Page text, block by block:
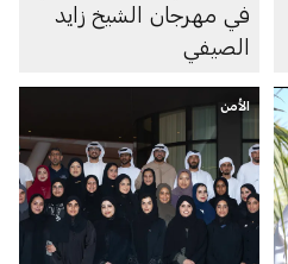
في مهرجان الشيخ زايد
الصيفي
الأمن